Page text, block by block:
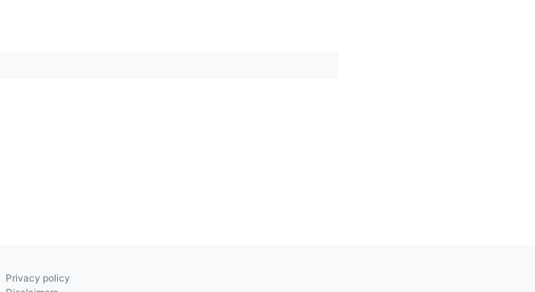
Privacy policy